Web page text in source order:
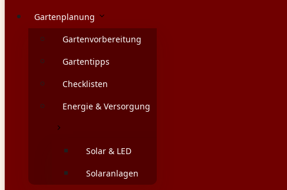
Gartenplanung
Gartenvorbereitung
Gartentipps
Checklisten
Energie & Versorgung
Solar & LED
Solaranlagen